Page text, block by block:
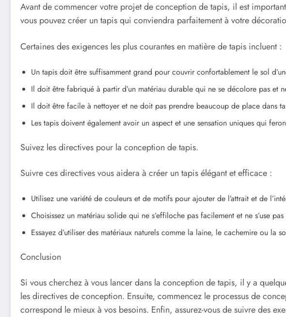
Avant de commencer votre projet de conception de tapis, il est
vous pouvez créer un tapis qui conviendra parfaitement à votre
Certaines des exigences les plus courantes en matière de tapis incluent :
Un tapis doit être suffisamment grand pour couvrir confortablement le sol
Il doit être fabriqué à partir d’un matériau durable qui ne se décolore pas et
Il doit être facile à nettoyer et ne doit pas prendre beaucoup de place dans
Les tapis doivent également avoir un aspect et une sensation uniques qui
Suivez les directives pour la conception de tapis.
Suivre ces directives vous aidera à créer un tapis élégant et efficace :
Utilisez une variété de couleurs et de motifs pour ajouter de l’attrait et de
Choisissez un matériau solide qui ne s’effiloche pas facilement et ne s’use
Essayez d’utiliser des matériaux naturels comme la laine, le cachemire ou
Conclusion
Si vous cherchez à vous lancer dans la conception de tapis, il y a
les directives de conception. Ensuite, commencez le processus de
correspond le mieux à vos besoins. Enfin, assurez-vous de suivre des